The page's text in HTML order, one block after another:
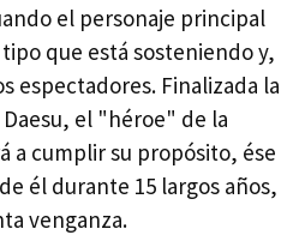
el personaje principal
que está sosteniendo y,
espectadores. Finalizada la
el "héroe" de la
a cumplir su propósito, ése
él durante 15 largos años,
venganza.